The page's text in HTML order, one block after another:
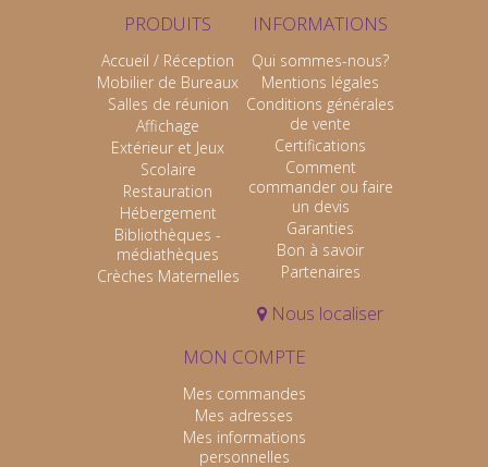
PRODUITS
Accueil / Réception
Mobilier de Bureaux
Salles de réunion
Affichage
Extérieur et Jeux
Scolaire
Restauration
Hébergement
Bibliothèques -
médiathèques
Crèches Maternelles
INFORMATIONS
Qui sommes-nous?
Mentions légales
Conditions générales
de vente
Certifications
Comment
commander ou faire
un devis
Garanties
Bon à savoir
Partenaires
Nous localiser
MON COMPTE
Mes commandes
Mes adresses
Mes informations
personnelles